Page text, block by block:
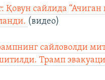
Қовун сайлида “Ачиган
(видео)
сайловолди
Трамп